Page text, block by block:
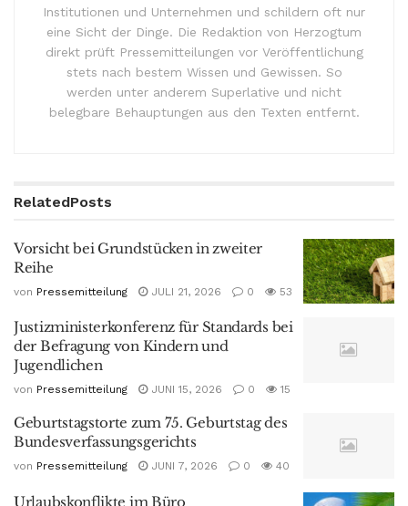
Institutionen und Unternehmen und schildern oft nur
eine Sicht der Dinge. Die Redaktion von Herzogtum
direkt prüft Pressemitteilungen vor Veröffentlichung
stets nach bestem Wissen und Gewissen. So
werden unter anderem Superlative und nicht
belegbare Behauptungen aus den Texten entfernt.
RelatedPosts
Vorsicht bei Grundstücken in zweiter
Reihe
von Pressemitteilung JULI 21, 2026 0 53
Justizministerkonferenz für Standards bei
der Befragung von Kindern und
Jugendlichen
von Pressemitteilung JUNI 15, 2026 0 15
Geburtstagstorte zum 75. Geburtstag des
Bundesverfassungsgerichts
von Pressemitteilung JUNI 7, 2026 0 40
Urlaubskonflikte im Büro